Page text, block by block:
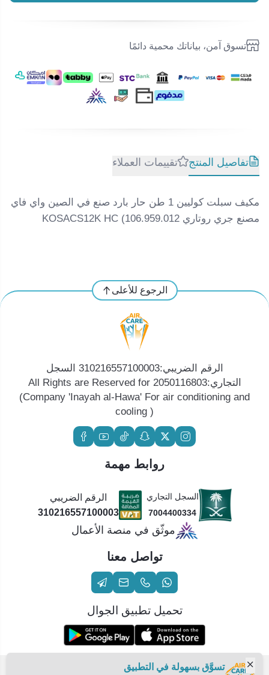
تسوق آمن، بياناتك محمية دائمًا
تفاصيل المنتج تقييمات العملاء
مكيف سبلت كوليين 1 طن حار بارد صنع في الصين واي فاي
مصنع جري روتاري KOSACS12K HC (106.959.012
الرجوع للأعلى
الرقم الضريبي:310216557100003 السجل
التجاري:2050116803 All Rights are Reserved for
(Company 'Inayah al-Hawa' For air conditioning and
cooling )
روابط مهمة
السجل التجاري
7004400334
الرقم الضريبي
310216557100003
موثّق في منصة الأعمال
تواصل معنا
تحميل تطبيق الجوال
الحقوق محفوظة | 2026 عناية الهواء | شريك سكني الاستراتيجيتسوَّق بسهولة في التطبيق